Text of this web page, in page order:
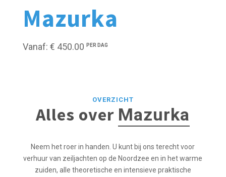
Mazurka
Vanaf: € 450.00 PER DAG
OVERZICHT
Alles over Mazurka
Neem het roer in handen. U kunt bij ons terecht voor
verhuur van zeiljachten op de Noordzee en in het warme
zuiden, alle theoretische en intensieve praktische